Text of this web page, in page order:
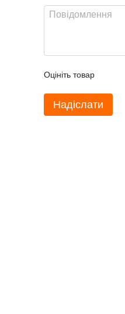
Оцініть товар
Надіслати